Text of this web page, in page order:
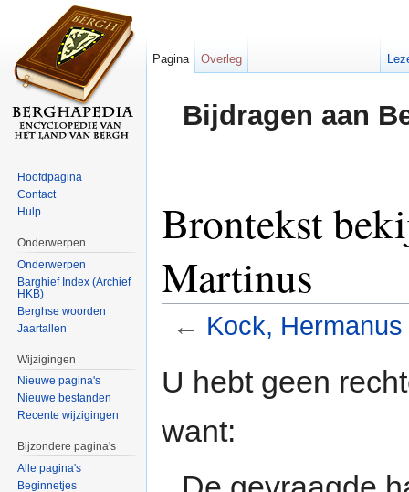
Bijdragen aan
Brontekst
Martinus
← Kock,
U hebt geen
want:
Pagina Overleg
Hoofdpagina
Contact
Hulp
Onderwerpen
Onderwerpen
Barghief Index (Archief
HKB)
Berghse woorden
Jaartallen
Wijzigingen
Nieuwe pagina's
Nieuwe bestanden
Recente wijzigingen
Bijzondere pagina's
Alle pagina's
Beginnetjes